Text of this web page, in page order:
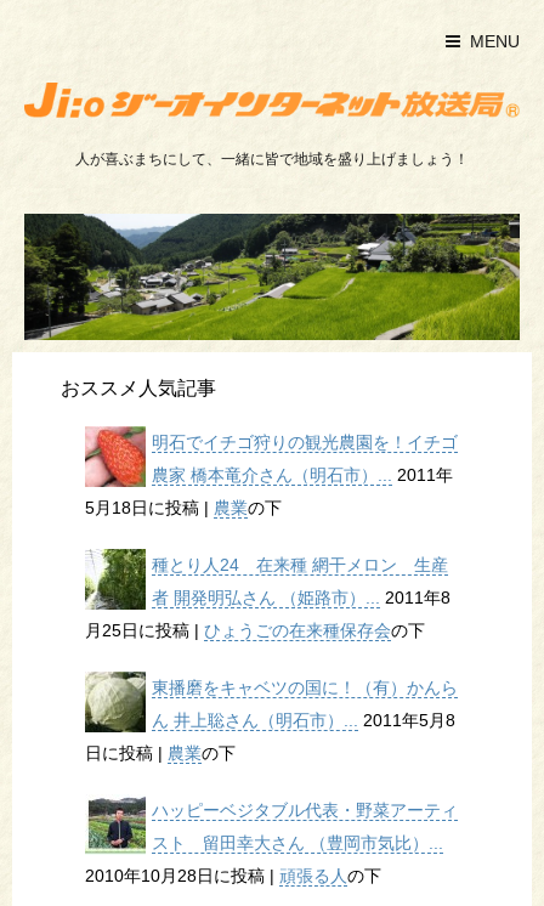
MENU
人が喜ぶまちにして、一緒に皆で地域を盛り上げましょう！
おススメ人気記事
明石でイチゴ狩りの観光農園を！イチゴ
農家 橋本竜介さん（明石市）... 2011年
5月18日に投稿 | 農業の下
種とり人24 在来種 網干メロン 生産
者 開発明弘さん （姫路市）... 2011年8
月25日に投稿 | ひょうごの在来種保存会の下
東播磨をキャベツの国に！（有）かんら
ん 井上聡さん（明石市）... 2011年5月8
日に投稿 | 農業の下
ハッピーベジタブル代表・野菜アーティ
スト 留田幸大さん （豊岡市気比）...
2010年10月28日に投稿 | 頑張る人の下